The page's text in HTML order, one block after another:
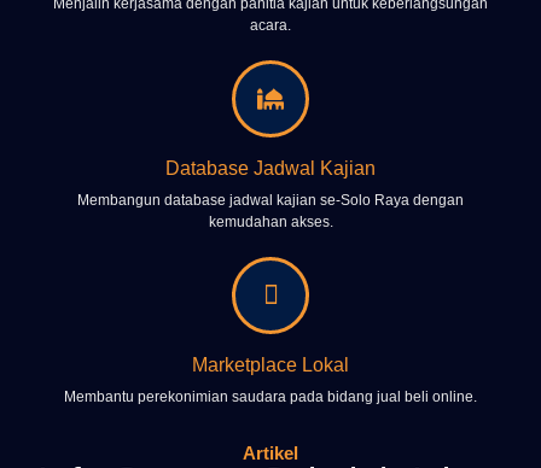
acara.
Database Jadwal Kajian
Membangun database jadwal kajian se-Solo Raya dengan
kemudahan akses.
Marketplace Lokal
Membantu perekonimian saudara pada bidang jual beli online.
Artikel